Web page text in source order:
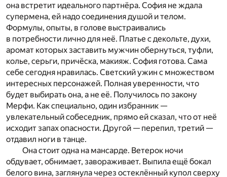
она встретит идеального партнёра. София не ждала
супермена, ей надо соединения душой и телом.
Формулы, опыты, в голове выстраивались
в потребности лично для неё. Платье с декольте, духи,
аромат которых заставить мужчин обернуться, туфли,
колье, серьги, причёска, макияж. София готова. Сама
себе сегодня нравилась. Светский ужин с множеством
интересных персонажей. Полная уверенности, что
будет выбирать она, а не её. Получилось по закону
Мерфи. Как специально, один избранник —
увлекательный собеседник, прямо ей сказал, что от неё
исходит запах опасности. Другой — перепил, третий —
отдавил ноги в танце.
Она стоит одна на мансарде. Ветерок ночи
обдувает, обнимает, завораживает. Выпила ещё бокал
белого вина, заглянула через остеклённый купол сверху